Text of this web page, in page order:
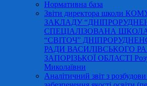
Нормативна база
Звіти директора школи
ЗАКЛАДУ
СПЕЦІАЛІЗОВАНА ШКОЛА
“СВІТОЧ”
РАДИ ВАСИЛІВСЬКОГО
ЗАПОРІЗЬКОЇ ОБЛАСТІ
Миколаївни
Аналітичний звіт з